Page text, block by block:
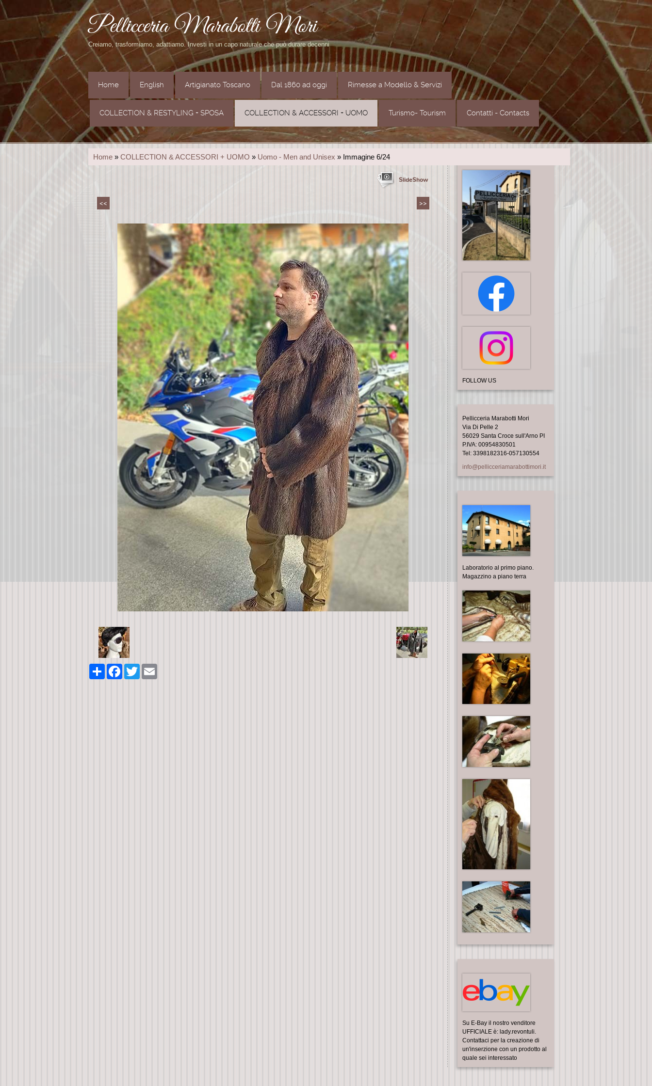
Pellicceria Marabotti Mori
Creiamo, trasformiamo, adattiamo. Investi in un capo naturale che può durare decenni
Home English Artigianato Toscano Dal 1860 ad oggi Rimesse a Modello & Servizi
COLLECTION & RESTYLING + SPOSA COLLECTION & ACCESSORI + UOMO Turismo- Tourism Contatti - Contacts
Home » COLLECTION & ACCESSORI + UOMO » Uomo - Men and Unisex » Immagine 6/24
SlideShow
<< >>
Share FacebookTwitter
FOLLOW US
Pellicceria Marabotti Mori
Via Di Pelle 2
56029 Santa Croce sull'Arno PI
P.IVA: 00954830501
Tel: 3398182316-057130554
info@pellicceriamarabottimori.it
Laboratorio al primo piano.
Magazzino a piano terra
Su E-Bay il nostro venditore
UFFICIALE è: lady.revontuli.
Contattaci per la creazione di
un'inserzione con un prodotto al
quale sei interessato